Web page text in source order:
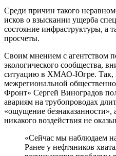
Среди причин такого
исков о взыскании ущерба
состояние инфраструктуры, а
просчеты.
Своим мнением с агентством
экологического сообщества,
ситуацию в ХМАО-Югре. Так,
межрегиональной
Фронт» Сергей Виноградов
авариям на трубопроводах
«ощущение
никакого воздействия не
«Сейчас мы наблюдаем
Ранее у нефтяников